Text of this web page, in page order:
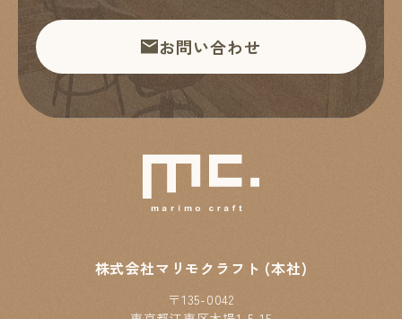
お問い合わせ
株式会社マリモクラフト (本社)
〒135-0042